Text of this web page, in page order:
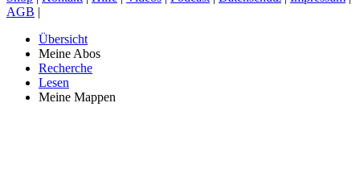
AGB |
Übersicht
Meine Abos
Recherche
Lesen
Meine Mappen